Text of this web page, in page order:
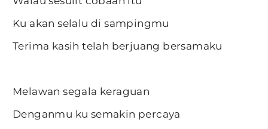
Ku akan selalu di sampingmu
Terima kasih telah berjuang bersamaku
Melawan segala keraguan
Denganmu ku semakin percaya